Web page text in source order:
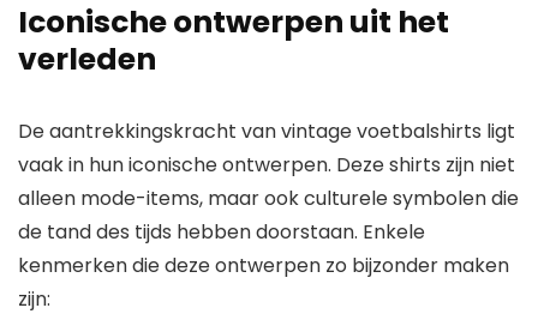
Iconische ontwerpen uit het
verleden
De aantrekkingskracht van vintage voetbalshirts ligt
vaak in hun iconische ontwerpen. Deze shirts zijn niet
alleen mode-items, maar ook culturele symbolen die
de tand des tijds hebben doorstaan. Enkele
kenmerken die deze ontwerpen zo bijzonder maken
zijn: